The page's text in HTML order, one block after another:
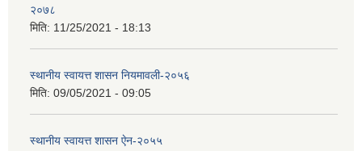
२०७८
मिति: 11/25/2021 - 18:13
स्थानीय स्वायत्त शासन नियमावली-२०५६
मिति: 09/05/2021 - 09:05
स्थानीय स्वायत्त शासन ए‍ेन-२०५५